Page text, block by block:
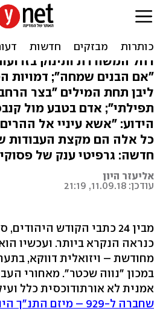
תפילה בלי כיפה:
רחל המשוררת ותינוק
"אם הבנים שמחה"; דמויות
ליבן תחת המילים "בצר
תפילתי"; אדם בטבע מול
הידוע: "אשא עיניי אל
כל אלה הם מקצת העבודות
חדשה: גרפיטי ענק של
אליעזר היון
עודכן: 11.09.18, 21:19
מבין 24 כתבי הקודש
כנראה הנקרא ביותר. ועכשיו
מחודשת – ויזואלית דווקא,
במכון "נווה שכטר". מאחורי
אמנית לא אורתודוכסית כלל
שחברה ל-929 – מיזם התנ"ך היומי